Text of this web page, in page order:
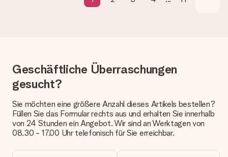
Wie lange dauert die Lieferzeit und wann werde ich mein
Welche Lieferoptionen stehen zur Verfügung?
Derzeit können wir (noch) keine verschiedenen Lieferoptionen
Päckchen versendet. Möchtest du wissen, ob es als Paket
oder Päckchen geliefert wird, kontaktiere bitte unseren
Kundenservice.
Geschäftliche Überraschungen
gesucht?
Sie möchten eine größere Anzahl dieses Artikels bestellen?
Füllen Sie das Formular rechts aus und erhalten Sie innerhalb
von 24 Stunden ein Angebot. Wir sind an Werktagen von
08.30 - 17.00 Uhr telefonisch für Sie erreichbar.